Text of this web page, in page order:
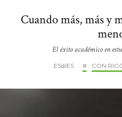
Cuando más, más y
El éxito académico en
ESdiES · # CON